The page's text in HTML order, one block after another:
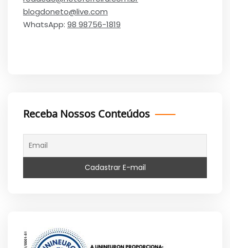
blogdoneto@live.com
WhatsApp: 98 98756-1819
Receba Nossos Conteúdos